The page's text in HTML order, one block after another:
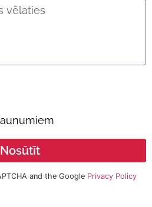
Nosūtīt
and the Google Privacy Policy